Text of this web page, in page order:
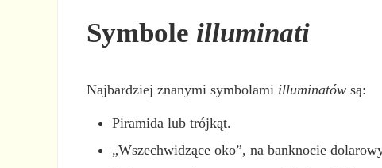
Symbole illuminati
Najbardziej znanymi symbolami illuminatów są:
Piramida lub trójkąt.
„Wszechwidzące oko”, na banknocie